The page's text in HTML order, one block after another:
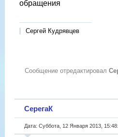
обращения
Сергей Кудрявцев
Сообщение отредактировал
СерегаК
Дата: Суббота, 12 Января 2013,